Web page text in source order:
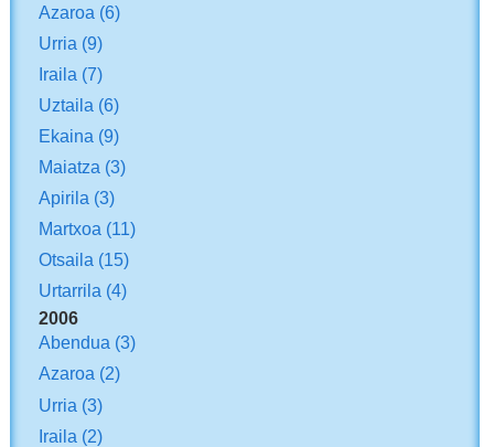
Azaroa (6)
Urria (9)
Iraila (7)
Uztaila (6)
Ekaina (9)
Maiatza (3)
Apirila (3)
Martxoa (11)
Otsaila (15)
Urtarrila (4)
2006
Abendua (3)
Azaroa (2)
Urria (3)
Iraila (2)